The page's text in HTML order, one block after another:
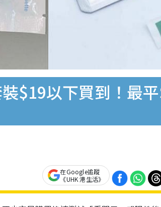
$19以下買到！最
在Google追蹤
《UHK 港生活》